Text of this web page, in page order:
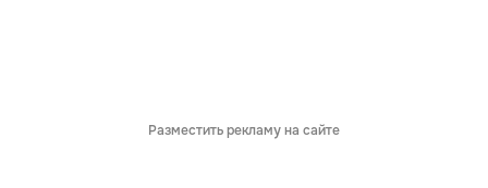
Разместить рекламу на сайте